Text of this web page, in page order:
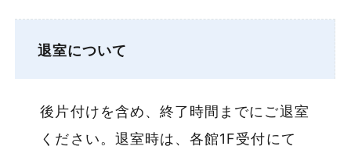
退室について
後片付けを含め、終了時間までにご退室
ください。退室時は、各館1F受付にて